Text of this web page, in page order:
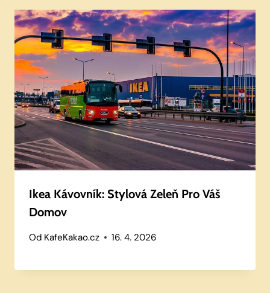
Ikea Kávovník: Stylová Zeleň Pro Váš
Domov
Od KafeKakao.cz 16. 4. 2026